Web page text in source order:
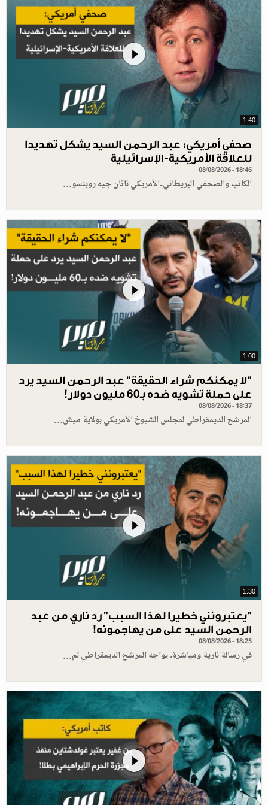
1.40
صحفي أمريكي: عبد الرحمن السيد يشكل تهديدا
للعلاقة الأمريكية-الإسرائيلية
08/08/2026 - 18:46
الكاتب والصحفي البريطاني-الأمريكي ناثان جيه روبنسو…
1.00
"لا يمكنكم شراء الحقيقة" عبد الرحمن السيد يرد
على حملة تشويه ضده بـ60 مليون دولار!
08/08/2026 - 18:37
المرشح الديمقراطي لمجلس الشيوخ الأمريكي بولاية ميش…
1.30
"يعتبرونني خطيرا لهذا السبب" رد ناري من عبد
الرحمن السيد على من يهاجمونه!
08/08/2026 - 18:25
في رسالة نارية ومباشرة، يواجه المرشح الديمقراطي لم…